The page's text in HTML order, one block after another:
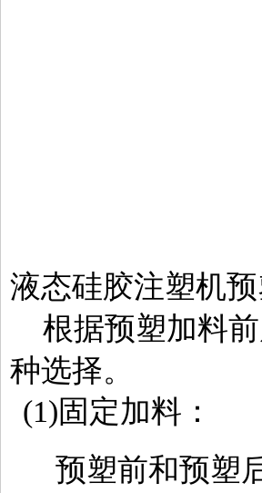
液态硅胶注塑机
根据预塑加料前
种选择。
(1)固定加料：
预塑前和预塑